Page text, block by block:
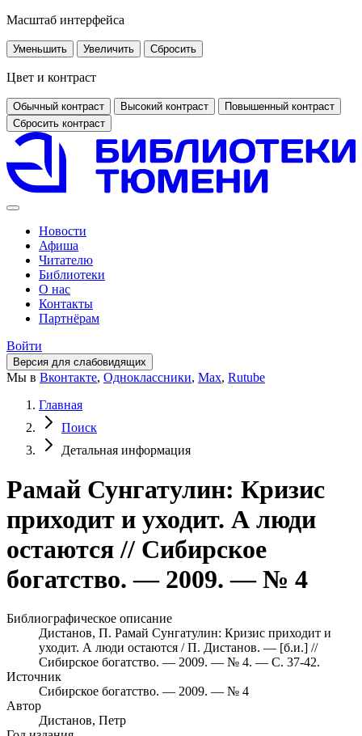
Масштаб интерфейса
Уменьшить Увеличить Сбросить
Цвет и контраст
Обычный контраст Высокий контраст
Повышенный контраст
Сбросить контраст
Новости
Афиша
Читателю
Библиотеки
О нас
Контакты
Партнёрам
Войти
Версия для слабовидящих
Мы в Вконтакте, Одноклассники, Max, Rutube
Главная
Поиск
Детальная информация
Рамай Сунгатулин: Кризис
приходит и уходит. А люди
остаются // Сибирское
богатство. — 2009. — № 4
Библиографическое описание
Дистанов, П. Рамай Сунгатулин: Кризис приходит и
уходит. А люди остаются / П. Дистанов. — [б.и.] //
Сибирское богатство. — 2009. — № 4. — С. 37-42.
Источник
Сибирское богатство. — 2009. — № 4
Автор
Дистанов, Петр